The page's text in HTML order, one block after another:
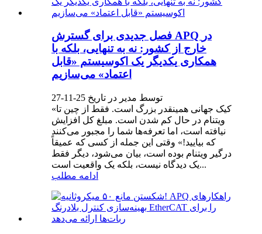
فصل جدیدی برای گسترش APQ در
خارج از کشور: نه به تنهایی، بلکه با
همکاری یکدیگر یک اکوسیستم «قابل
اعتماد» می‌سازیم
توسط مدیر در تاریخ 25-11-27
«کیک جهانی همینقدر بزرگ است. فقط از چین تا
ویتنام در حال کم شدن است. مبلغ کل افزایش
نیافته است، اما تعرفه‌ها شما را مجبور می‌کنند
که بیایید!» وقتی این جمله از کسی که عمیقاً
درگیر ویتنام بوده است، بیان می‌شود، دیگر فقط
یک دیدگاه نیست، بلکه یک واقعیت است...
ادامه مطلب